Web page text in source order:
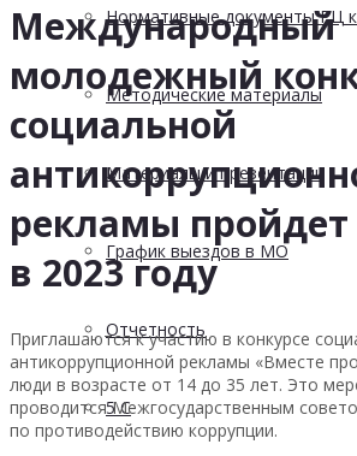
Нормативные документы РЦ
Методические материалы
Материалы и презентации
График выездов в МО
Отчетность
5 С
Международный
молодежный
социальной
рекламы пройдет
в 2023 году
Приглашаются к участию в конкурсе
антикоррупционной рекламы «Вместе
люди в возрасте от 14 до 35 лет. Это
проводится Межгосударственным
по противодействию коррупции.